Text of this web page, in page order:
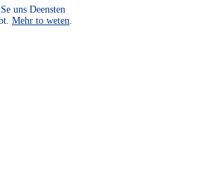
uns Deensten
Mehr to weten